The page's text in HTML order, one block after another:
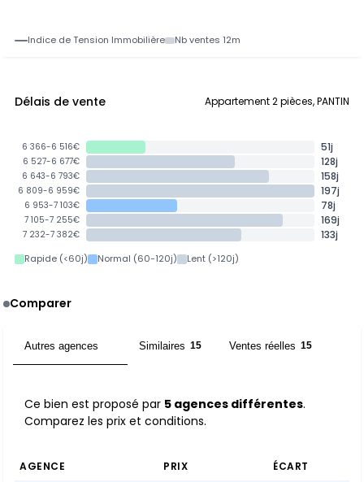
Indice de Tension Immobilière Nb ventes 12m
Délais de vente Appartement 2 pièces, PANTIN
6 366-6 516€ 51j
6 527-6 677€ 128j
6 643-6 793€ 158j
6 809-6 959€ 197j
6 953-7 103€ 78j
7 105-7 255€ 169j
7 232-7 382€ 133j
Rapide (<60j) Normal (60-120j) Lent (>120j)
Comparer
Autres agences Similaires 15 Ventes réelles 15
Ce bien est proposé par 5 agences différentes.
Comparez les prix et conditions.
AGENCE PRIX ÉCART